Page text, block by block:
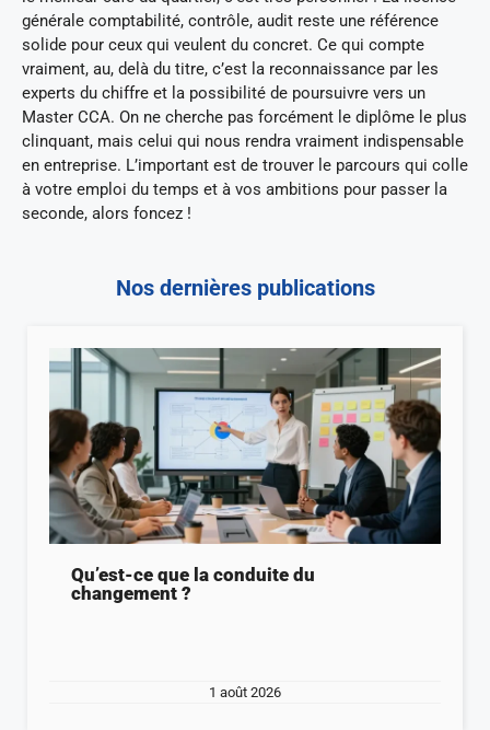
générale comptabilité, contrôle, audit reste une référence
solide pour ceux qui veulent du concret. Ce qui compte
vraiment, au, delà du titre, c’est la reconnaissance par les
experts du chiffre et la possibilité de poursuivre vers un
Master CCA. On ne cherche pas forcément le diplôme le plus
clinquant, mais celui qui nous rendra vraiment indispensable
en entreprise. L’important est de trouver le parcours qui colle
à votre emploi du temps et à vos ambitions pour passer la
seconde, alors foncez !
Nos dernières publications
Qu’est-ce que la conduite du
changement ?
1 août 2026